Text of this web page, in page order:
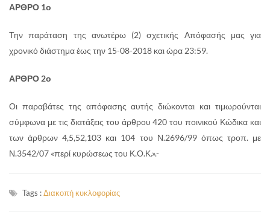
ΑΡΘΡΟ 1ο
Την παράταση της ανωτέρω (2) σχετικής Απόφασής μας για
χρονικό διάστημα έως την 15-08-2018 και ώρα 23:59.
ΑΡΘΡΟ 2ο
Οι παραβάτες της απόφασης αυτής διώκονται και τιμωρούνται
σύμφωνα με τις διατάξεις του άρθρου 420 του ποινικού Κώδικα και
των άρθρων 4,5,52,103 και 104 του Ν.2696/99 όπως τροπ. με
Ν.3542/07 «περί κυρώσεως του Κ.Ο.Κ.».-
Tags :Διακοπή κυκλοφορίας